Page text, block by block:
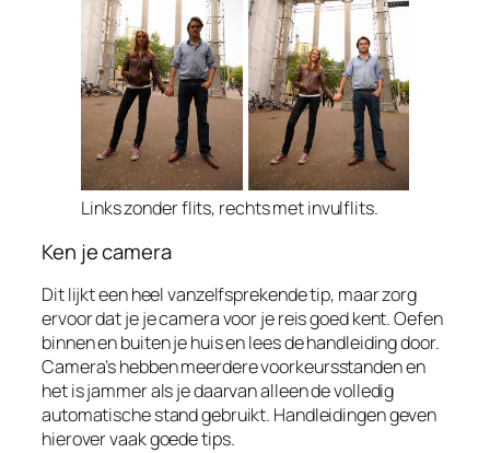
Links zonder flits, rechts met invulflits.
Ken je camera
Dit lijkt een heel vanzelfsprekende tip, maar zorg
ervoor dat je je camera voor je reis goed kent. Oefen
binnen en buiten je huis en lees de handleiding door.
Camera’s hebben meerdere voorkeursstanden en
het is jammer als je daarvan alleen de volledig
automatische stand gebruikt. Handleidingen geven
hierover vaak goede tips.